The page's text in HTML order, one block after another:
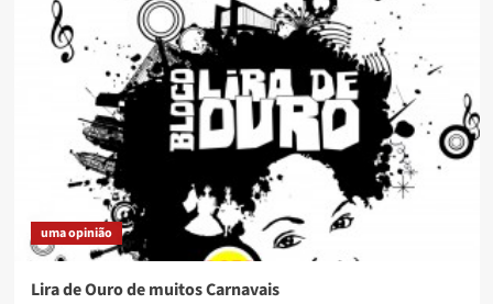
Festival
Nacional
de
Teatro
de
Duque
de
Caxias
uma opinião
Lira de Ouro de muitos Carnavais